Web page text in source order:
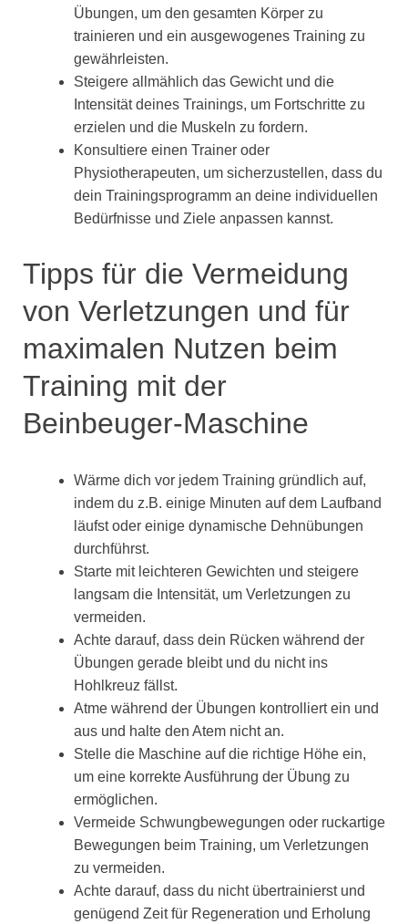
Übungen, um den gesamten Körper zu
trainieren und ein ausgewogenes Training zu
gewährleisten.
Steigere allmählich das Gewicht und die
Intensität deines Trainings, um Fortschritte zu
erzielen und die Muskeln zu fordern.
Konsultiere einen Trainer oder
Physiotherapeuten, um sicherzustellen, dass du
dein Trainingsprogramm an deine individuellen
Bedürfnisse und Ziele anpassen kannst.
Tipps für die Vermeidung
von Verletzungen und für
maximalen Nutzen beim
Training mit der
Beinbeuger-Maschine
Wärme dich vor jedem Training gründlich auf,
indem du z.B. einige Minuten auf dem Laufband
läufst oder einige dynamische Dehnübungen
durchführst.
Starte mit leichteren Gewichten und steigere
langsam die Intensität, um Verletzungen zu
vermeiden.
Achte darauf, dass dein Rücken während der
Übungen gerade bleibt und du nicht ins
Hohlkreuz fällst.
Atme während der Übungen kontrolliert ein und
aus und halte den Atem nicht an.
Stelle die Maschine auf die richtige Höhe ein,
um eine korrekte Ausführung der Übung zu
ermöglichen.
Vermeide Schwungbewegungen oder ruckartige
Bewegungen beim Training, um Verletzungen
zu vermeiden.
Achte darauf, dass du nicht übertrainierst und
genügend Zeit für Regeneration und Erholung